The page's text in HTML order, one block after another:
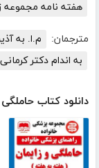
هفته نامه مجموعه
مترجمان: م.ا. به
به اندام دکتر کرمانی
دانلود کتاب